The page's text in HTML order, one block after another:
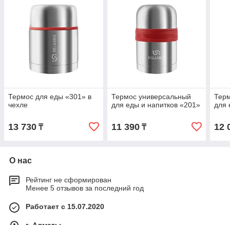
Термос для еды «301» в
чехле
13 730 ₸
Термос универсальный
для еды и напитков «201»
11 390₸
для
12
О нас
Рейтинг не сформирован
Менее 5 отзывов за последний год
Работает с 15.07.2020